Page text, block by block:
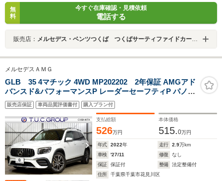
無
料
今すぐ在庫確認・見積依頼
電話する
販売店： メルセデス・ベンツつくば つくばサーティファイドカーセンター
メルセデスＡＭＧ
GLB 35 4マチック 4WD MP202202 2年保証 AMGアド
バンスド&パフォーマンスP レーダーセーフティP パノラ
マサンルーフ ヒーター赤/黒革 対話式ナビ ACC ブライン
ドS レーンキープ AMGエアロ19AW キーGO PTS ヘッド
UP
販売店保証 車両品質評価書付 購入プラン付
支払総額
526万円
本体価格
515.0万円
年式 2022年 走行 2.9万km
車検
'27/11 修復
なし
保証
保証付 整備
法定整備付
住所
千葉県千葉市花見川区